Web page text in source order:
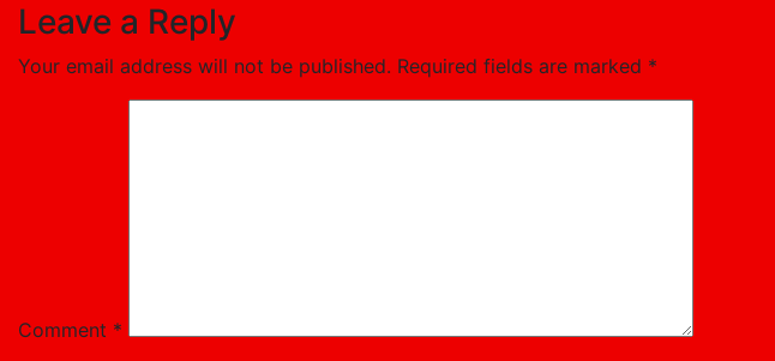
Leave a Reply
Your email address will not be published. Required fields are marked *
Comment *